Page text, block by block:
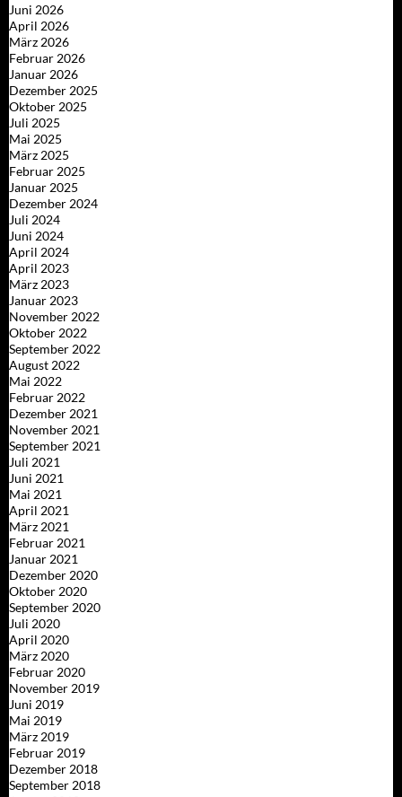
Juni 2026
April 2026
März 2026
Februar 2026
Januar 2026
Dezember 2025
Oktober 2025
Juli 2025
Mai 2025
März 2025
Februar 2025
Januar 2025
Dezember 2024
Juli 2024
Juni 2024
April 2024
April 2023
März 2023
Januar 2023
November 2022
Oktober 2022
September 2022
August 2022
Mai 2022
Februar 2022
Dezember 2021
November 2021
September 2021
Juli 2021
Juni 2021
Mai 2021
April 2021
März 2021
Februar 2021
Januar 2021
Dezember 2020
Oktober 2020
September 2020
Juli 2020
April 2020
März 2020
Februar 2020
November 2019
Juni 2019
Mai 2019
März 2019
Februar 2019
Dezember 2018
September 2018